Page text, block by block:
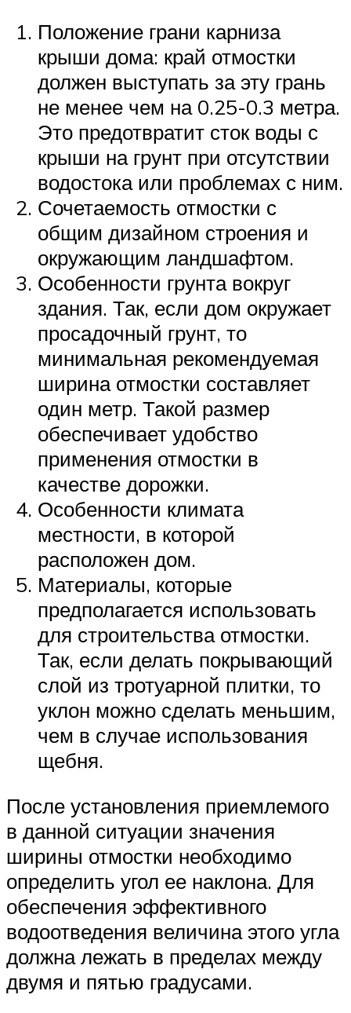
Положение грани карниза
крыши дома: край отмостки
должен выступать за эту грань
не менее чем на 0.25-0.3 метра.
Это предотвратит сток воды с
крыши на грунт при отсутствии
водостока или проблемах с ним.
Сочетаемость отмостки с
общим дизайном строения и
окружающим ландшафтом.
Особенности грунта вокруг
здания. Так, если дом окружает
просадочный грунт, то
минимальная рекомендуемая
ширина отмостки составляет
один метр. Такой размер
обеспечивает удобство
применения отмостки в
качестве дорожки.
Особенности климата
местности, в которой
расположен дом.
Материалы, которые
предполагается использовать
для строительства отмостки.
Так, если делать покрывающий
слой из тротуарной плитки, то
уклон можно сделать меньшим,
чем в случае использования
щебня.
После установления приемлемого
в данной ситуации значения
ширины отмостки необходимо
определить угол ее наклона. Для
обеспечения эффективного
водоотведения величина этого угла
должна лежать в пределах между
двумя и пятью градусами.